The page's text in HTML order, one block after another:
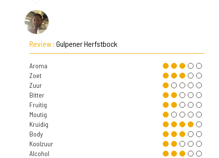
Review : Gulpener Herfstbock
Aroma
Zoet
Zuur
Bitter
Fruitig
Moutig
Kruidig
Body
Koolzuur
Alcohol